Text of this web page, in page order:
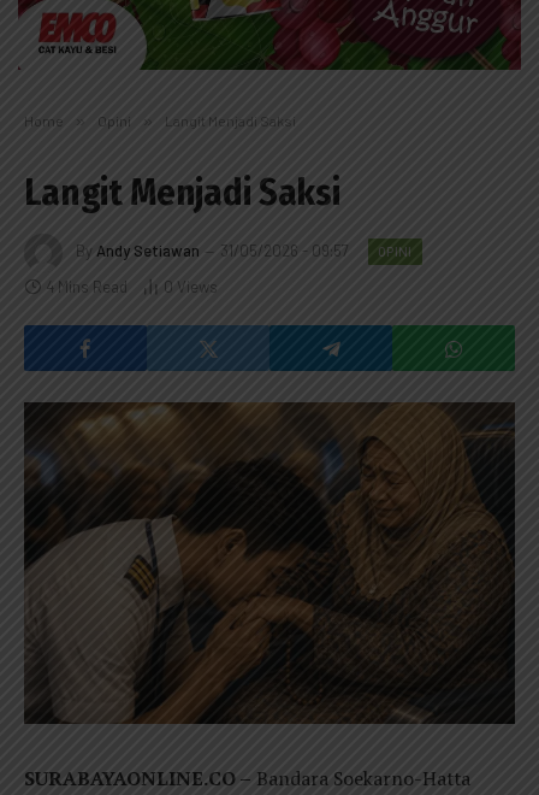
Home » Opini » Langit Menjadi Saksi
Langit Menjadi Saksi
ByAndy Setiawan 31/05/2026 - 09:57 OPINI
4 Mins Read 0 Views
SURABAYAONLINE.CO – Bandara Soekarno-Hatta